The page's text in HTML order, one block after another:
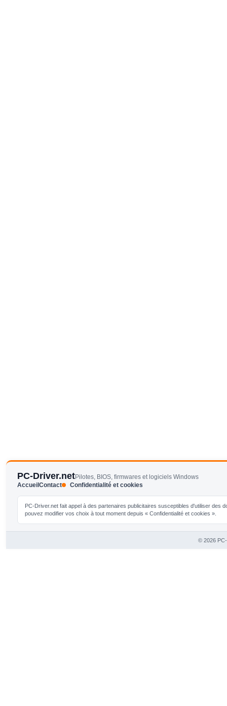
PC-Driver.netPilotes, BIOS, firmwares et logiciels Windows
AccueilContact Confidentialité et cookies
PC-Driver.net fait appel à des partenaires publicitaires susceptibles d'utiliser
pouvez modifier vos choix à tout moment depuis « Confidentialité et cookies ».
© 2026